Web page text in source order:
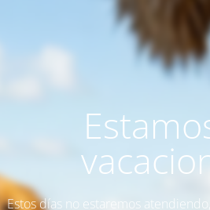
Estos días no estaremos